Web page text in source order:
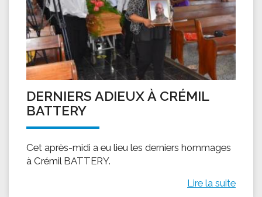
DERNIERS ADIEUX À CRÉMIL
BATTERY
Cet après-midi a eu lieu les derniers hommages
à Crémil BATTERY.
Lire la suite